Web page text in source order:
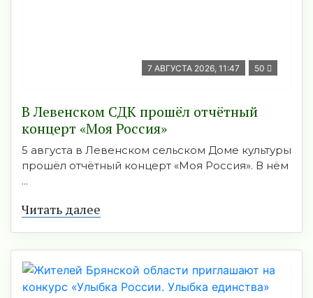
7 АВГУСТА 2026, 11:47 50
В Левенском СДК прошёл отчётный
концерт «Моя Россия»
5 августа в Левенском сельском Доме культуры
прошёл отчётный концерт «Моя Россия». В нём
...
Читать далее